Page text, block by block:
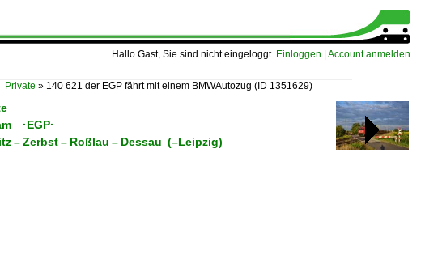
Hallo Gast, Sie sind nicht eingeloggt. Einloggen Account anmelden
» 140 621 der EGP fährt mit einem BMWAutozug (ID 1351629)
·EGP·
– Zerbst – Roßlau – Dessau (–Leipzig)